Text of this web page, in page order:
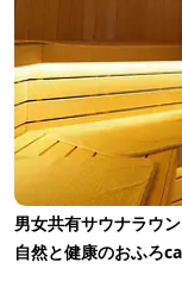
男女共有サウナラウ
自然と健康のおふろ